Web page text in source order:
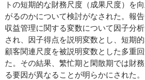
トの短期的な財務尺度（成果尺度）を
がるのかについて検討がなされた。報告
収益管理に関する変数について因子分
され、因子得点を説明変数とし、短期
顧客関連尺度を被説明変数とした多重
た。その結果、繁忙期と閑散期では財
る要因が異なることが明らかにされた